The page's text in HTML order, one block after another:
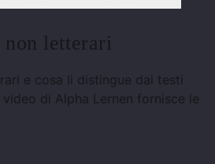
letterari
e cosa li distingue dai testi
di Alpha Lernen fornisce le